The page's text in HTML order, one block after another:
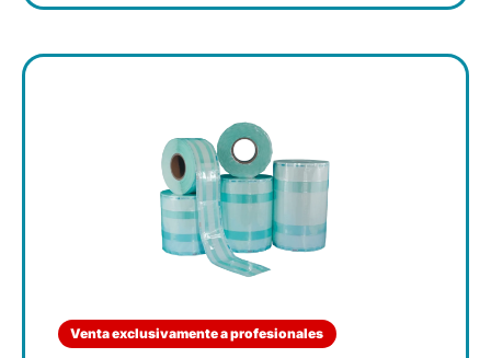
Venta exclusivamente a profesionales